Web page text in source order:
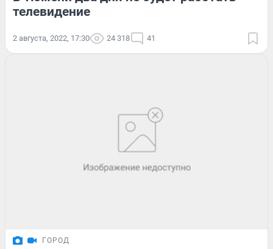
телевидение
2 августа, 2022, 17:30 24 318 41
ГОРОД